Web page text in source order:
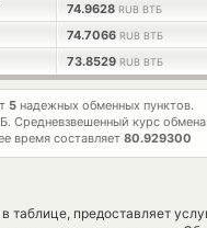
74.9628 RUB ВТБ
74.7066 RUB ВТБ
73.8529 RUB ВТБ
5 надежных обменных пунктов.
Средневзвешенный курс обмена:
время составляет 80.929300
таблице, предоставляет